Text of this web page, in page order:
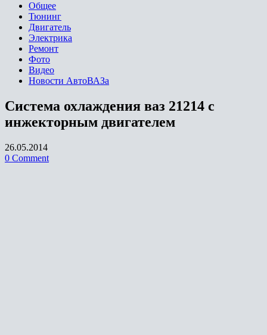
Общее
Тюнинг
Двигатель
Электрика
Ремонт
Фото
Видео
Новости АвтоВАЗа
Система охлаждения ваз 21214 с
инжекторным двигателем
26.05.2014
0 Comment